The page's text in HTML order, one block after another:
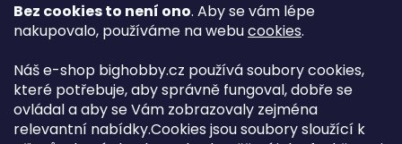
Bez cookies to není ono. Aby se vám lépe
nakupovalo, používáme na webucookies.
Náš e-shop bighobby.cz používá soubory cookies,
které potřebuje, aby správně fungoval, dobře se
ovládal a aby se Vám zobrazovaly zejména
relevantní nabídky.Cookies jsou soubory sloužící k
Jak vybrat správné servo?
Najít správné servo